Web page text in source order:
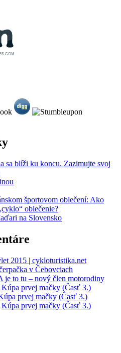
sa blíži ku koncu. Zazimujte svoj
športovom oblečení: Ako
oblečenie?
na Slovensko
2015 | cykloturistika.net
v Čebovciach
je to tu – nový člen motorodiny
Kúpa prvej mačky (Časť 3.)
prvej mačky (Časť 3.)
Kúpa prvej mačky (Časť 3.)